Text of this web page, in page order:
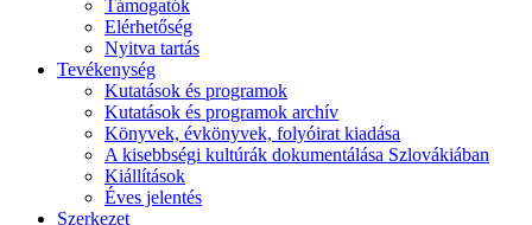
Támogatók
Elérhetőség
Nyitva tartás
Tevékenység
Kutatások és programok
Kutatások és programok archív
Könyvek, évkönyvek, folyóirat kiadása
A kisebbségi kultúrák dokumentálása Szlovákiában
Kiállítások
Éves jelentés
Szerkezet